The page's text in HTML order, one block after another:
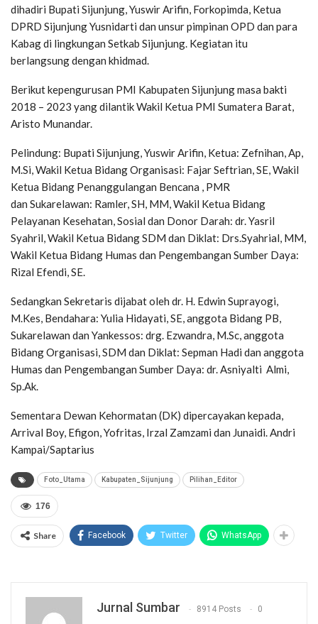
dihadiri Bupati Sijunjung, Yuswir Arifin, Forkopimda, Ketua
DPRD Sijunjung Yusnidarti dan unsur pimpinan OPD dan para
Kabag di lingkungan Setkab Sijunjung. Kegiatan itu
berlangsung dengan khidmad.
Berikut kepengurusan PMI Kabupaten Sijunjung masa bakti
2018 – 2023 yang dilantik Wakil Ketua PMI Sumatera Barat,
Aristo Munandar.
Pelindung: Bupati Sijunjung, Yuswir Arifin, Ketua: Zefnihan, Ap,
M.Si, Wakil Ketua Bidang Organisasi: Fajar Seftrian, SE, Wakil
Ketua Bidang Penanggulangan Bencana , PMR
dan Sukarelawan: Ramler, SH, MM, Wakil Ketua Bidang
Pelayanan Kesehatan, Sosial dan Donor Darah: dr. Yasril
Syahril, Wakil Ketua Bidang SDM dan Diklat: Drs.Syahrial, MM,
Wakil Ketua Bidang Humas dan Pengembangan Sumber Daya:
Rizal Efendi, SE.
Sedangkan Sekretaris dijabat oleh dr. H. Edwin Suprayogi,
M.Kes, Bendahara: Yulia Hidayati, SE, anggota Bidang PB,
Sukarelawan dan Yankessos: drg. Ezwandra, M.Sc, anggota
Bidang Organisasi, SDM dan Diklat: Sepman Hadi dan anggota
Humas dan Pengembangan Sumber Daya: dr. Asniyalti Almi,
Sp.Ak.
Sementara Dewan Kehormatan (DK) dipercayakan kepada,
Arrival Boy, Efigon, Yofritas, Irzal Zamzami dan Junaidi. Andri
Kampai/Saptarius
Foto_Utama Kabupaten_Sijunjung Pilihan_Editor
176
Share Facebook Twitter WhatsApp
Jurnal Sumbar 8914 Posts 0